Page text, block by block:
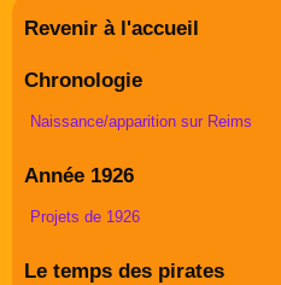
Livre d'or
Contact
Album Photos
Revenir à l'accueil
Chronologie
Naissance/apparition sur Reims
Année 1926
Projets de 1926
Le temps des pirates